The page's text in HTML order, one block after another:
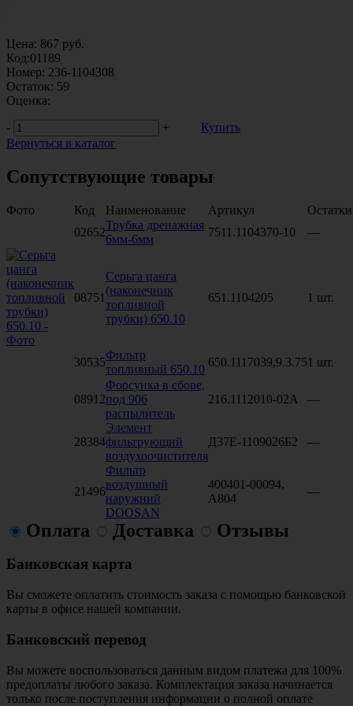
Цена: 867 руб.
Код:01189
Номер: 236-1104308
Остаток: 59
Оценка:
-
+
Купить
Вернуться в каталог
Сопутствующие товары
Фото Код Наименование Артикул Остатки
02652
Трубка дренажная
6мм-6мм
7511.1104370-10 —
08751
Серьга цанга
(наконечник
топливной
трубки) 650.10
651.1104205 1 шт.
30535
Фильтр
топливный 650.10
650.1117039,9.3.751 шт.
08912
Форсунка в сборе,
под 906
распылитель
216.1112010-02А —
28384
Элемент
фильтрующий
воздухоочистителя
Д37Е-1109026Б2 —
21496
Фильтр
воздушный
наружний
DOOSAN
400401-00094,
A804
—
Оплата Доставка Отзывы
Банковская карта
Вы сможете оплатить стоимость заказа с помощью банковской
карты в офисе нашей компании.
Банковский перевод
Вы можете воспользоваться данным видом платежа для 100%
предоплаты любого заказа. Комплектация заказа начинается
только после поступления информации о полной оплате